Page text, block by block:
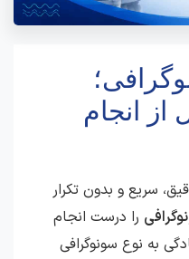
از انجام
سریع و بدون تکرار
را درست انجام
به نوع سونوگرافی